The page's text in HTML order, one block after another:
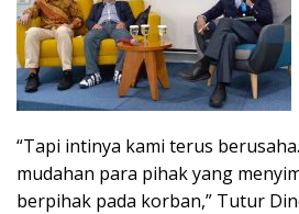
“Tapi intinya kami terus
mudahan para pihak yang
berpihak pada korban,” Tutur